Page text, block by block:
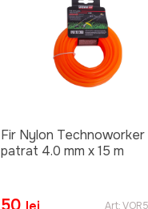
Fir Nylon Technoworker
patrat 4.0 mm x 15 m
Art: